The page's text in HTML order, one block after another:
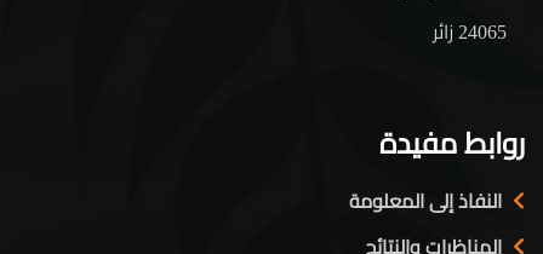
24065 زائر
روابط مفيدة
النفاذ إلى المعلومة
المناظرات والنتائج